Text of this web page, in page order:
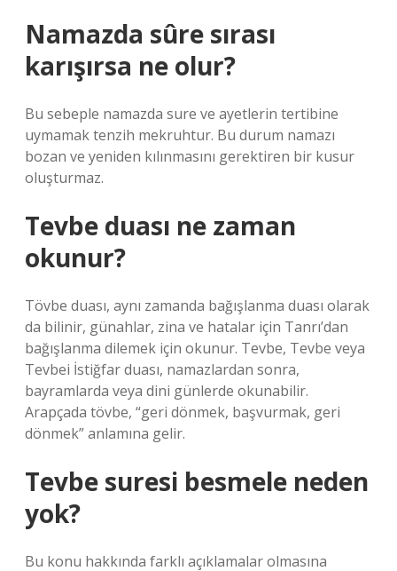
Namazda sûre sırası
karışırsa ne olur?
Bu sebeple namazda sure ve ayetlerin tertibine
uymamak tenzih mekruhtur. Bu durum namazı
bozan ve yeniden kılınmasını gerektiren bir kusur
oluşturmaz.
Tevbe duası ne zaman
okunur?
Tövbe duası, aynı zamanda bağışlanma duası olarak
da bilinir, günahlar, zina ve hatalar için Tanrı’dan
bağışlanma dilemek için okunur. Tevbe, Tevbe veya
Tevbei İstiğfar duası, namazlardan sonra,
bayramlarda veya dini günlerde okunabilir.
Arapçada tövbe, “geri dönmek, başvurmak, geri
dönmek” anlamına gelir.
Tevbe suresi besmele neden
yok?
Bu konu hakkında farklı açıklamalar olmasına